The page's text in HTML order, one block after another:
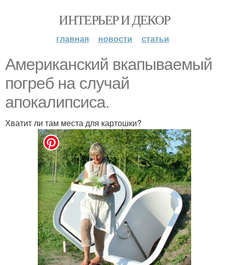
ИНТЕРЬЕР И ДЕКОР
главная новости статьи
Американский вкапываемый
погреб на случай
апокалипсиса.
Хватит ли там места для картошки?